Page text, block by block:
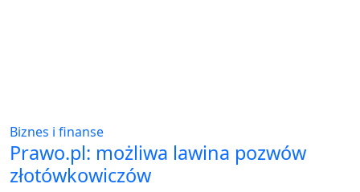
Biznes i finanse
Prawo.pl: możliwa lawina pozwów
złotówkowiczów